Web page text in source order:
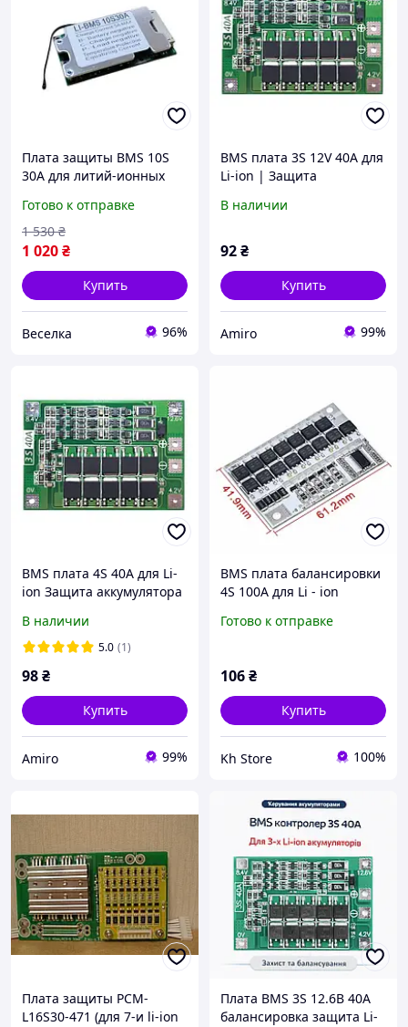
Плата защиты BMS 10S
30А для литий-ионных
балансировкой и
охлаждением 36В FLAME
Готово к отправке
1 020₴
1 530 ₴
Купить
Веселка 96%
BMS плата 3S 12V 40A для
Li-ion | Защита
балансировкой
В наличии
92₴
Купить
Amiro 99%
BMS плата 4S 40A для Li-
ion Защита аккумулятора
В наличии
5.0 (1)
98₴
Купить
Amiro 99%
BMS плата балансировки
4S 100A для Li - ion
балансиром)
Готово к отправке
106₴
Купить
Kh Store 100%
Плата защиты PCM-
L16S30-471 (для 7-и li-ion
Плата BMS 3S 12.6В 40А
балансировка защита Li-